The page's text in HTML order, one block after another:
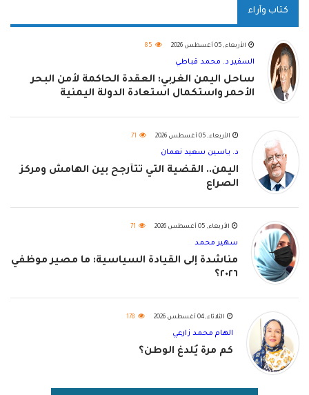
كتاب وآراء
الأربعاء, 05 أغسطس 2026 85
السفير د. محمد قباطي
ساحل اليمن الغربي: العقدة الحاكمة لأمن البحر
الأحمر واستكمال استعادة الدولة اليمنية
الأربعاء, 05 أغسطس 2026 71
د. ياسين سعيد نعمان
اليمن.. القضية التي تتأرجح بين الهامش ومركز
الصراع
الأربعاء, 05 أغسطس 2026 71
سهير محمد
مناشدة إلى القيادة السياسية: ما مصير موظفي
٢٠٢٦؟
الثلاثاء, 04 أغسطس 2026 178
الهام محمد زارعي
كم مرة يُلدغ الوطن؟